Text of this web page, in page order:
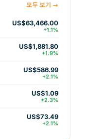
모두 보기 →
US$63,466.00
+1.1%
US$1,881.80
+1.9%
US$586.99
+2.1%
US$1.09
+2.3%
US$73.49
+2.1%